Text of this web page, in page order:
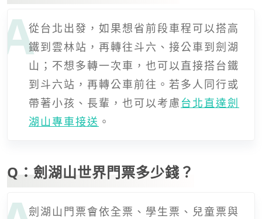
從台北出發，如果想省前段車程可以搭高
鐵到雲林站，再轉往斗六、接公車到劍湖
山；不想多轉一次車，也可以直接搭台鐵
到斗六站，再轉公車前往。若多人同行或
帶著小孩、長輩，也可以考慮 台北直達劍
湖山專車接送 。
Q：劍湖山世界門票多少錢？
劍湖山門票會依全票、學生票、兒童票與